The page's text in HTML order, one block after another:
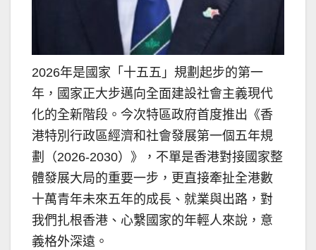
2026年是國家「十五五」規劃起步的第一
年，國家正大步邁向全面建設社會主義現代
化的全新階段。今次特區政府首度推出《香
港特別行政區經濟和社會發展第一個五年規
劃（2026-2030）》，不單是香港對接國家整
體發展大局的重要一步，更直接牽扯全港數
十萬青年未來五年的成長、就業與出路，對
我們扎根香港、心繫國家的年輕人來說，意
義格外深遠。